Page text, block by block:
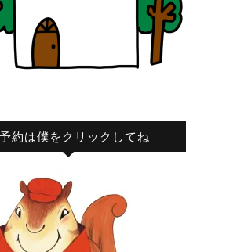
約は僕をクリックしてね